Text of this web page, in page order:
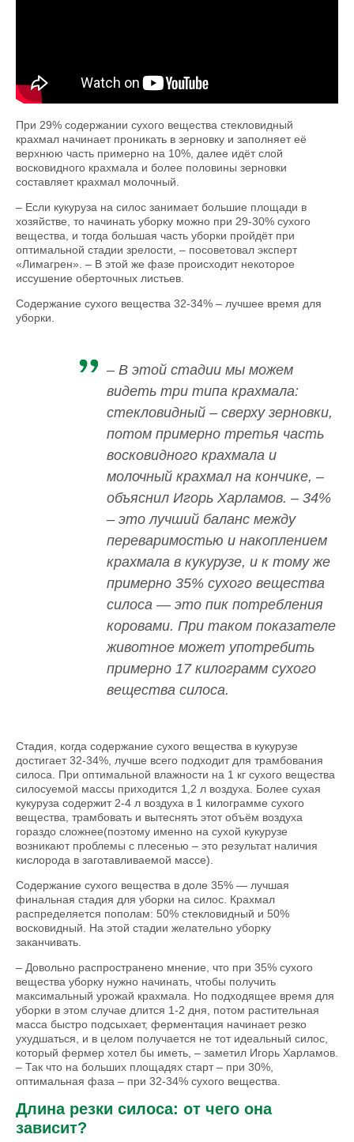
При 29% содержании сухого вещества стекловидный
крахмал начинает проникать в зерновку и заполняет её
верхнюю часть примерно на 10%, далее идёт слой
восковидного крахмала и более половины зерновки
составляет крахмал молочный.
– Если кукуруза на силос занимает большие площади в
хозяйстве, то начинать уборку можно при 29-30% сухого
вещества, и тогда большая часть уборки пройдёт при
оптимальной стадии зрелости, – посоветовал эксперт
«Лимагрен». – В этой же фазе происходит некоторое
иссушение оберточных листьев.
Содержание сухого вещества 32-34% – лучшее время для
уборки.
– В этой стадии мы можем
видеть три типа крахмала:
стекловидный – сверху зерновки,
потом примерно третья часть
восковидного крахмала и
молочный крахмал на кончике, –
объяснил Игорь Харламов. – 34%
– это лучший баланс между
переваримостью и накоплением
крахмала в кукурузе, и к тому же
примерно 35% сухого вещества
силоса — это пик потребления
коровами. При таком показателе
животное может употребить
примерно 17 килограмм сухого
вещества силоса.
Стадия, когда содержание сухого вещества в кукурузе
достигает 32-34%, лучше всего подходит для трамбования
силоса. При оптимальной влажности на 1 кг сухого вещества
силосуемой массы приходится 1,2 л воздуха. Более сухая
кукуруза содержит 2-4 л воздуха в 1 килограмме сухого
вещества, трамбовать и вытеснять этот объём воздуха
гораздо сложнее(поэтому именно на сухой кукурузе
возникают проблемы с плесенью – это результат наличия
кислорода в заготавливаемой массе).
Содержание сухого вещества в доле 35% — лучшая
финальная стадия для уборки на силос. Крахмал
распределяется пополам: 50% стекловидный и 50%
восковидный. На этой стадии желательно уборку
заканчивать.
– Довольно распространено мнение, что при 35% сухого
вещества уборку нужно начинать, чтобы получить
максимальный урожай крахмала. Но подходящее время для
уборки в этом случае длится 1-2 дня, потом растительная
масса быстро подсыхает, ферментация начинает резко
ухудшаться, и в целом получается не тот идеальный силос,
который фермер хотел бы иметь, – заметил Игорь Харламов.
– Так что на больших площадях старт – при 30%,
оптимальная фаза – при 32-34% сухого вещества.
Длина резки силоса: от чего она
зависит?